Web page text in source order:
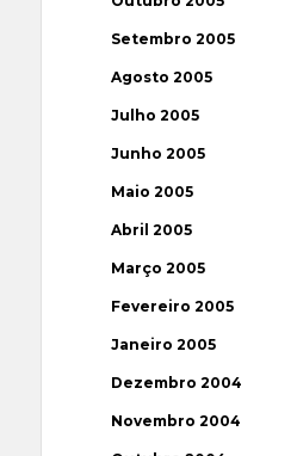
Setembro 2005
Agosto 2005
Julho 2005
Junho 2005
Maio 2005
Abril 2005
Março 2005
Fevereiro 2005
Janeiro 2005
Dezembro 2004
Novembro 2004